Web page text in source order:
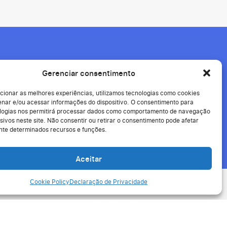
Gerenciar consentimento
as melhores experiências, utilizamos tecnologias como cookies
e/ou acessar informações do dispositivo. O consentimento para
nos permitirá processar dados como comportamento de navegação
neste site. Não consentir ou retirar o consentimento pode afetar
determinados recursos e funções.
Aceitar
Cookie PolicyDeclaração de Privacidade